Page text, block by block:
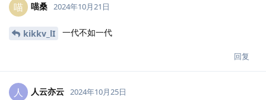
喵 喵桑 2024年10月21日
kikkv_lI 一代不如一代
回复
人 人云亦云 2024年10月25日